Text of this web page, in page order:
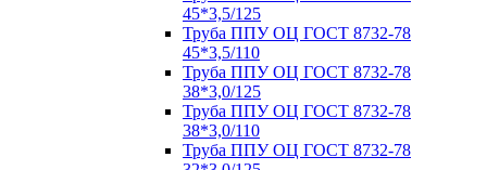
45*3,5/125
Труба ППУ ОЦ ГОСТ 8732-78
45*3,5/110
Труба ППУ ОЦ ГОСТ 8732-78
38*3,0/125
Труба ППУ ОЦ ГОСТ 8732-78
38*3,0/110
Труба ППУ ОЦ ГОСТ 8732-78